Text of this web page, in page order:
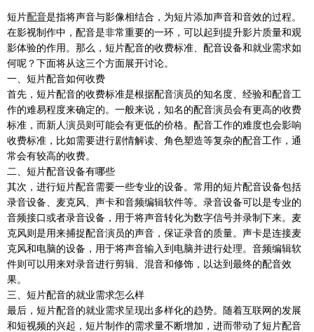
短片配音是指将声音与影像相结合，为短片添加声音和音效的过程。
在影视制作中，配音是非常重要的一环，可以起到提升影片质量和观
影体验的作用。那么，短片配音的收费标准、配音设备和就业需求如
何呢？下面将从这三个方面展开讨论。
一、短片配音如何收费
首先，短片配音的收费标准是根据配音演员的知名度、经验和配音工
作的难易程度来确定的。一般来说，知名的配音演员会有更高的收费
标准，而新人演员则可能会有更低的价格。配音工作的难度也会影响
收费标准，比如需要进行剧情解读、角色塑造等复杂的配音工作，通
常会有较高的收费。
二、短片配音设备有哪些
其次，进行短片配音需要一些专业的设备。常用的短片配音设备包括
录音设备、麦克风、声卡和音频编辑软件等。录音设备可以是专业的
音频接口或者录音设备，用于将声音转化为数字信号并录制下来。麦
克风则是用来捕捉配音演员的声音，保证录音的质量。声卡是连接麦
克风和电脑的设备，用于将声音输入到电脑并进行处理。音频编辑软
件则可以用来对录音进行剪辑、混音和修饰，以达到最终的配音效
果。
三、短片配音的就业需求怎么样
最后，短片配音的就业需求呈现出多样化的趋势。随着互联网的发展
和短视频的兴起，短片制作的需求量不断增加，进而带动了短片配音